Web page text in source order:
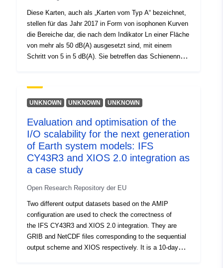
Diese Karten, auch als „Karten vom Typ A“ bezeichnet,
stellen für das Jahr 2017 in Form von isophonen Kurven
die Bereiche dar, die nach dem Indikator Ln einer Fläche
von mehr als 50 dB(A) ausgesetzt sind, mit einem
Schritt von 5 in 5 dB(A). Sie betreffen das Schienennetz
Verwendung für Kartierungszwecke veröffentlicht. Es ist
ratsam, die Detaildaten für eine genauere Verwendung
UNKNOWN UNKNOWN UNKNOWN
Evaluation and optimisation of the
I/O scalability for the next generation
of Earth system models: IFS
CY43R3 and XIOS 2.0 integration as
a case study
Open Research Repository der EU
Two different output datasets based on the AMIP
configuration are used to check the correctness of
the IFS CY43R3 and XIOS 2.0 integration. They are
GRIB and NetCDF files corresponding to the sequential
output scheme and XIOS respectively. It is a 10-day